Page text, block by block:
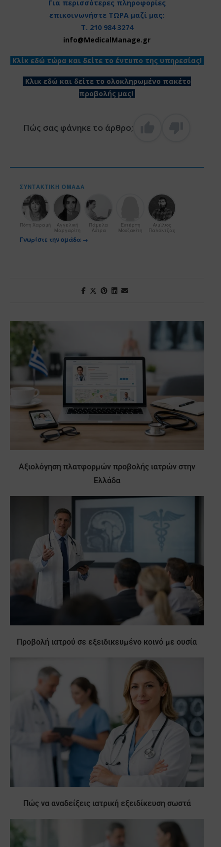
Για περισσότερες πληροφορίες
επικοινωνήστε ΤΩΡΑ μαζί μας:
Τ. 210 984 3274
info@MedicalManage.gr
Κλίκ εδώ τώρα και δείτε το έντυπο της υπηρεσίας!
Κλικ εδώ και δείτε το ολοκληρωμένο πακέτο
προβολής μας!
Πώς σας φάνηκε το άρθρο;
ΣΥΝΤΑΚΤΙΚΉ ΟΜΆΔΑ
Πόπη Χαραμή
Αγγελική
Μαργαρίτη
Πάμελα
Λύτρα
Ευτέρπη
Μουζακίτη
Αιμίλιος
Παλάντζας
Γνωρίστε την ομάδα →
Αξιολόγηση πλατφορμών προβολής ιατρών στην
Ελλάδα
Προβολή ιατρού σε εξειδικευμένο κοινό με ουσία
Πώς να αναδείξεις ιατρική εξειδίκευση σωστά